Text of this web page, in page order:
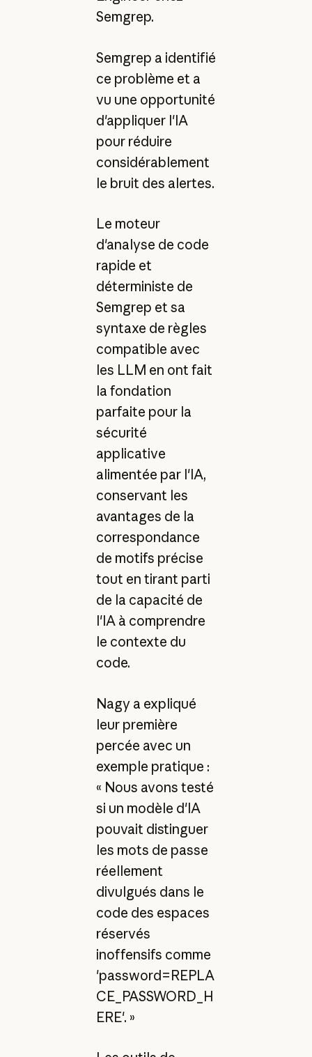
Semgrep.
Semgrep a identifié
ce problème et a
vu une opportunité
d'appliquer l'IA
pour réduire
considérablement
le bruit des alertes.
Le moteur
d'analyse de code
rapide et
déterministe de
Semgrep et sa
syntaxe de règles
compatible avec
les LLM en ont fait
la fondation
parfaite pour la
sécurité
applicative
alimentée par l'IA,
conservant les
avantages de la
correspondance
de motifs précise
tout en tirant parti
de la capacité de
l'IA à comprendre
le contexte du
code.
Nagy a expliqué
leur première
percée avec un
exemple pratique :
« Nous avons testé
si un modèle d'IA
pouvait distinguer
les mots de passe
réellement
divulgués dans le
code des espaces
réservés
inoffensifs comme
'password=REPLA
CE_PASSWORD_H
ERE'. »